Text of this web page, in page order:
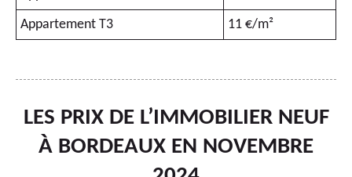
Appartement T3
11 €/m²
LES PRIX DE L’IMMOBILIER NEUF
À BORDEAUX EN NOVEMBRE